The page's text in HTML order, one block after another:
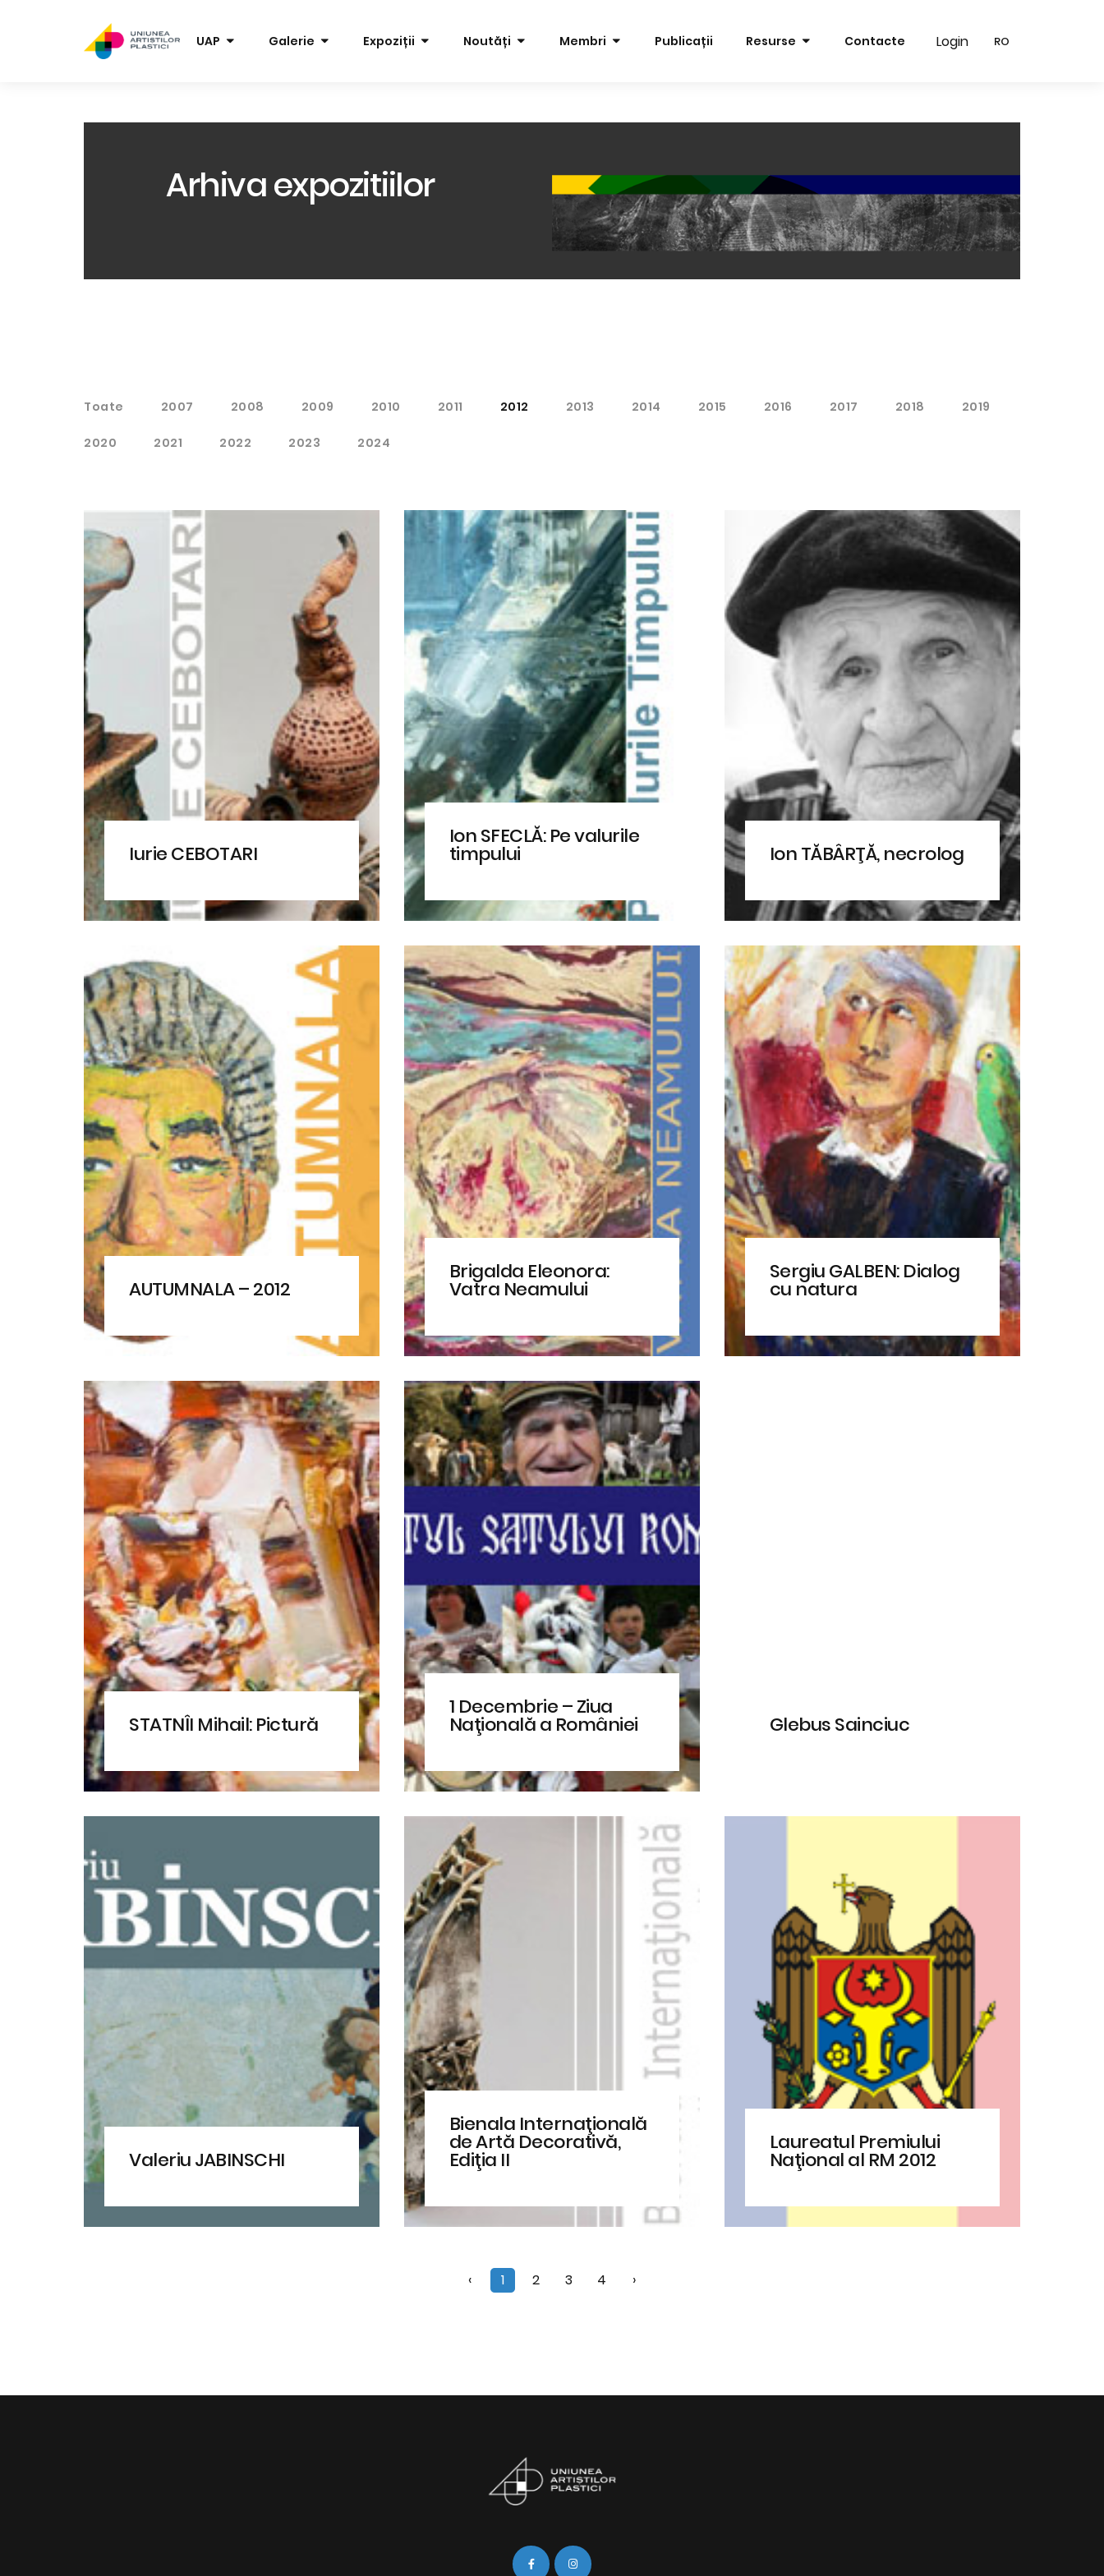
Login
UAP Galerie Expoziții Noutăți Membri Publicații Resurse Contacte Login RO
Arhiva expozitiilor
Toate 2007 2008 2009 2010 2011 2012 2013 2014 2015 2016 2017 2018 2019
2020 2021 2022 2023 2024
Iurie CEBOTARI
Ion SFECLĂ: Pe valurile
timpului Ion TĂBÂRŢĂ, necrolog
AUTUMNALA – 2012
Brigalda Eleonora:
Vatra Neamului
Sergiu GALBEN: Dialog
cu natura
STATNÎI Mihail: Pictură
1 Decembrie – Ziua
Naţională a României Glebus Sainciuc
Valeriu JABINSCHI
Bienala Internaţională
de Artă Decorativă,
Ediţia II
Laureatul Premiului
Naţional al RM 2012
‹ 1 2 3 4 ›